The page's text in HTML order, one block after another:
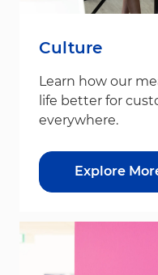
Culture
Learn how our
life better for
everywhere.
Explore